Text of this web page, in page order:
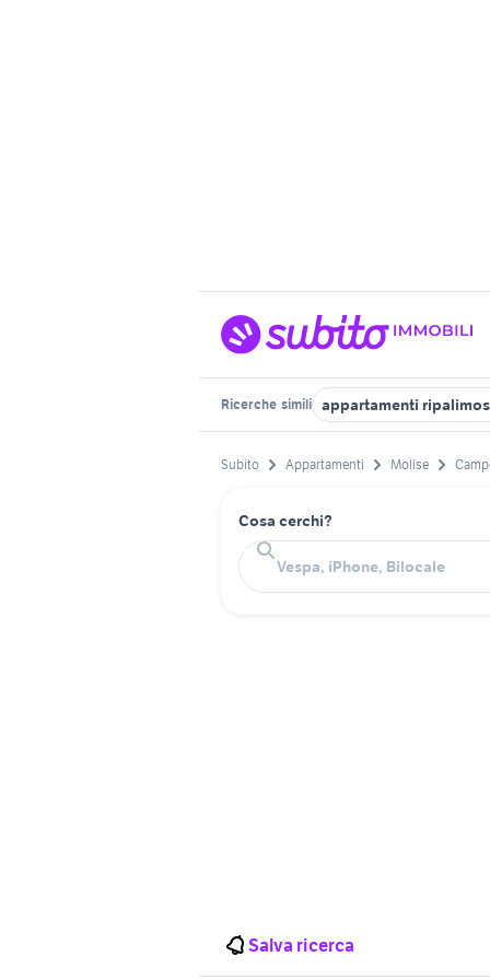
Ricerche simili appartamenti
Subito Appartamenti Molise
Cosa cerchi?
Salva ricerca